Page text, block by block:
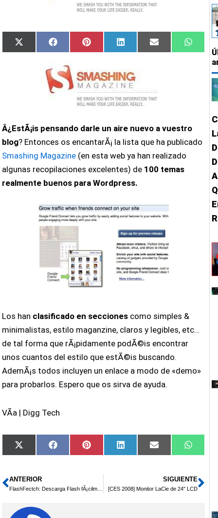
Compartir
en
X
(Twitter)
Compartir
en
FacebookCompartir
en
PinterestCompartir
en
LinkedIn Compartir
en
Email
en
Â¿EstÃ¡is pensando darle un aire nuevo a vuestro
blog? Entonces os encantarÃ¡ la lista que ha publicado
Smashing Magazine (en esta web ya han realizado
algunas recopilaciones excelentes) de 100 temas
realmente buenos para Wordpress.
Los han clasificado en secciones como simples &
minimalistas, estilo maganzine, claros y legibles, etc…
de tal forma que rÃ¡pidamente podÃ©is encontrar
unos cuantos del estilo que estÃ©is buscando.
AdemÃ¡s todos incluyen un enlace a modo de «demo»
para probarlos. Espero que os sirva de ayuda.
VÃ­a | Digg Tech
Compartir
en
X
(Twitter)
Compartir
en
FacebookCompartir
en
PinterestCompartir
en
LinkedIn Compartir
en
Email
en
Ant
ANTERIOR SIGUIENTE
[CES 2008] Monitor LaCie de 24″ LCD